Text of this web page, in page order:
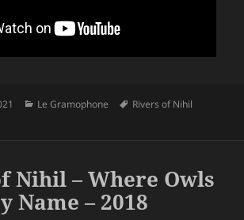
Catégories
Le Gramophone
Mots-
Rivers of Nihil
Nihil – Where Owls
Name – 2018